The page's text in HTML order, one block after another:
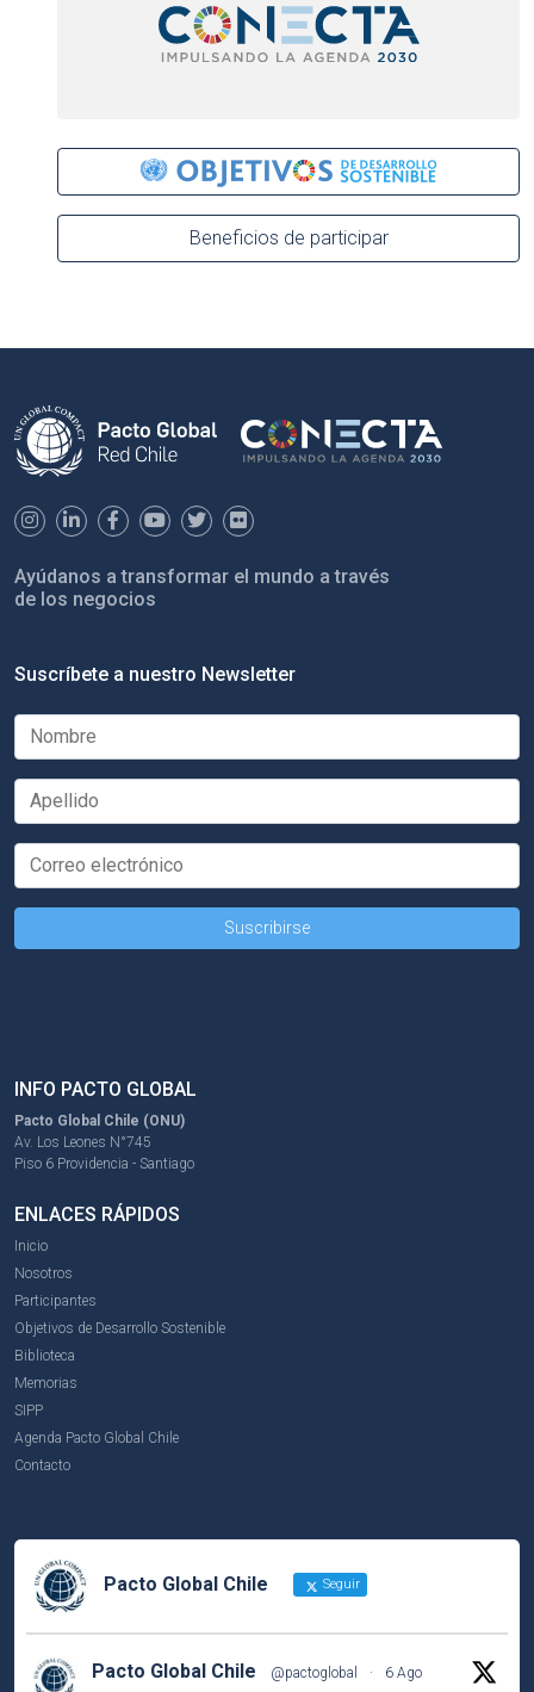
Beneficios de participar
Ayúdanos a transformar el mundo a través
de los negocios
Suscríbete a nuestro Newsletter
INFO PACTO GLOBAL
Pacto Global Chile (ONU)
Av. Los Leones N°745
Piso 6 Providencia - Santiago
ENLACES RÁPIDOS
Inicio
Nosotros
Participantes
Objetivos de Desarrollo Sostenible
Biblioteca
Memorias
SIPP
Agenda Pacto Global Chile
Contacto
Pacto Global Chile Seguir
Pacto Global Chile @pactoglobal · 6 Ago